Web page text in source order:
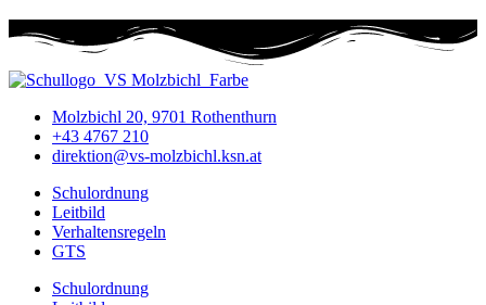
Molzbichl 20, 9701 Rothenthurn
+43 4767 210
direktion@vs-molzbichl.ksn.at
Schulordnung
Leitbild
Verhaltensregeln
GTS
Schulordnung